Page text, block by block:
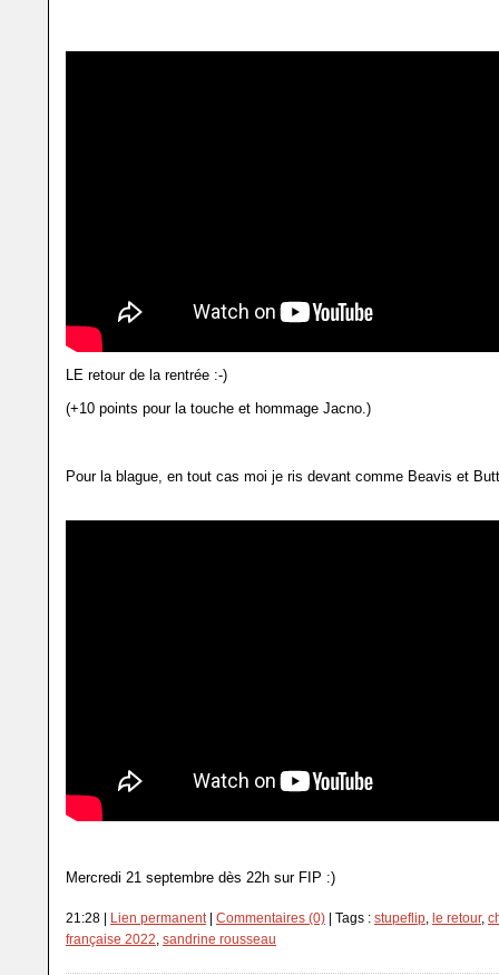
LE retour de la rentrée :-)
(+10 points pour la touche et hommage Jacno.)
Pour la blague, en tout cas moi je ris devant comme Beavis et
Mercredi 21 septembre dès 22h sur FIP :)
21:28 | Lien permanent| Commentaires (0) | Tags : stupeflip, le retour,
française 2022, sandrine rousseau